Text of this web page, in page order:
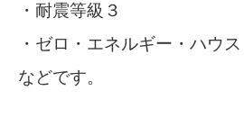
・耐震等級３
・ゼロ・エネルギー・ハウス
などです。